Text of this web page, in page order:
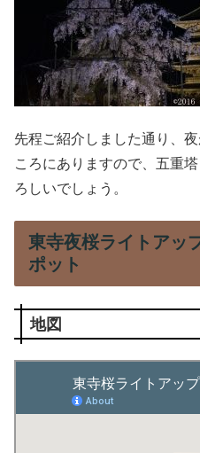
先程ご紹介しました通り、
ころにありますので、五重
ろしいでしょう。
東寺夜桜ライトアッ
ポット
地図